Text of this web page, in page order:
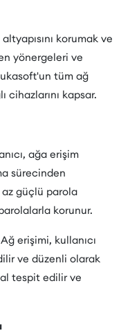
korumak ve
yönergeleri ve
tüm ağ
cihazlarını kapsar.
ağa erişim
sürecinden
az güçlü parola
korunur.
erişimi, kullanıcı
ve düzenli olarak
tespit edilir ve